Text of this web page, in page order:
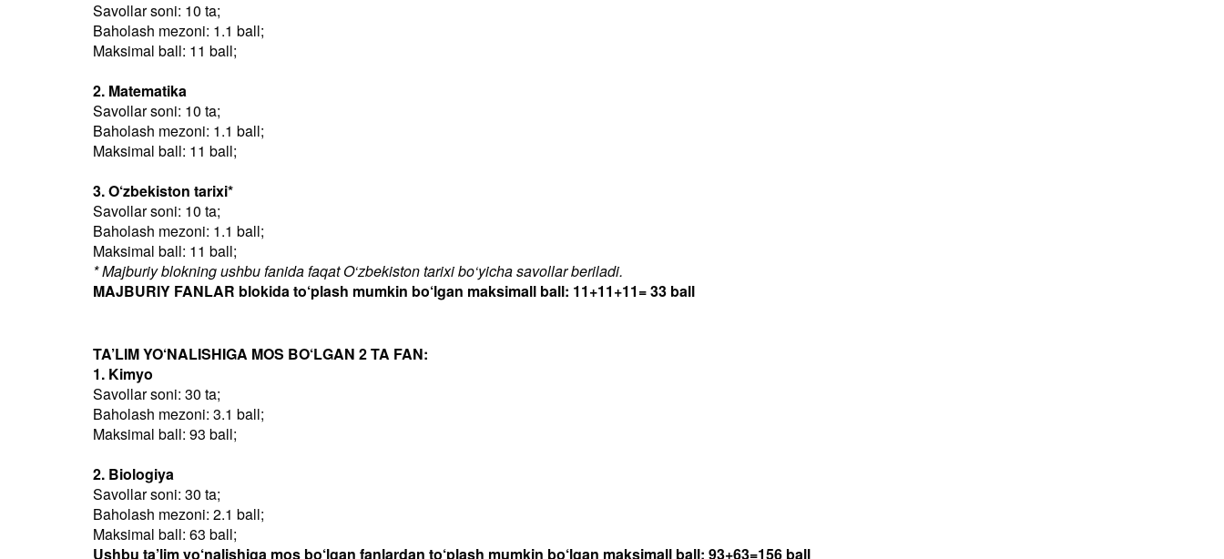
Savollar soni: 10 ta;
Baholash mezoni: 1.1 ball;
Maksimal ball: 11 ball;
2. Matematika
Savollar soni: 10 ta;
Baholash mezoni: 1.1 ball;
Maksimal ball: 11 ball;
3. O‘zbekiston tarixi*
Savollar soni: 10 ta;
Baholash mezoni: 1.1 ball;
Maksimal ball: 11 ball;
* Majburiy blokning ushbu fanida faqat O‘zbekiston tarixi bo‘yicha savollar beriladi.
MAJBURIY FANLAR blokida to‘plash mumkin bo‘lgan maksimall ball: 11+11+11= 33 ball
TA’LIM YO‘NALISHIGA MOS BO‘LGAN 2 TA FAN:
1. Kimyo
Savollar soni: 30 ta;
Baholash mezoni: 3.1 ball;
Maksimal ball: 93 ball;
2. Biologiya
Savollar soni: 30 ta;
Baholash mezoni: 2.1 ball;
Maksimal ball: 63 ball;
Ushbu ta’lim yo‘nalishiga mos bo‘lgan fanlardan to‘plash mumkin bo‘lgan maksimall ball: 93+63=156 ball